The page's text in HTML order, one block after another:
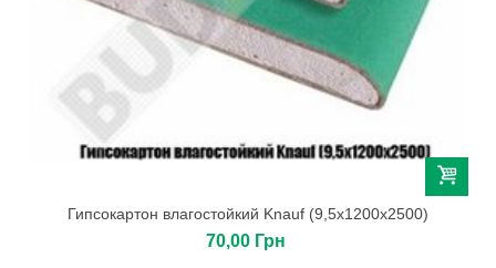
Гипсокартон влагостойкий Knauf (9,5х1200х2500)
70,00 Грн